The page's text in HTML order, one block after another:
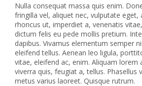
Nulla consequat massa quis enim.
fringilla vel, aliquet nec, vulputate eget,
rhoncus ut, imperdiet a, venenatis
dictum felis eu pede mollis pretium.
dapibus. Vivamus elementum semper
eleifend tellus. Aenean leo ligula,
vitae, eleifend ac, enim. Aliquam lorem
viverra quis, feugiat a, tellus. Phasellus
metus varius laoreet. Quisque rutrum.